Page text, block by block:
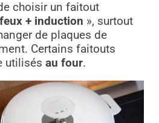
choisir un faitout
+ induction », surtout
de plaques de
Certains faitouts
utilisés au four.